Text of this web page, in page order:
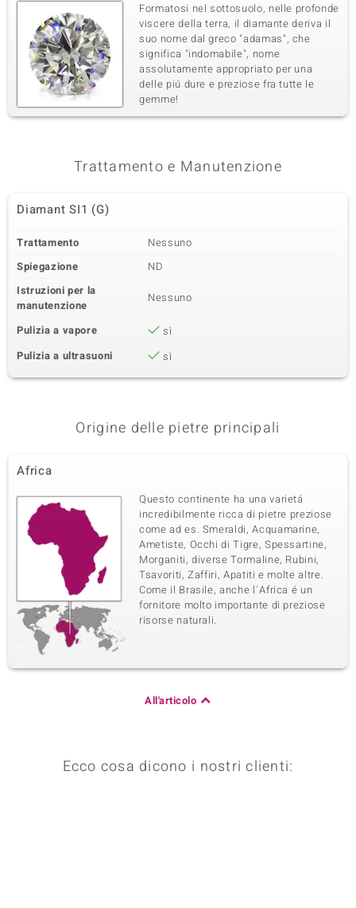
Formatosi nel sottosuolo, nelle profonde
viscere della terra, il diamante deriva il
suo nome dal greco "adamas", che
significa "indomabile", nome
assolutamente appropriato per una
delle piú dure e preziose fra tutte le
gemme!
Trattamento e Manutenzione
Diamant SI1 (G)
Trattamento
Nessuno
Spiegazione
ND
Istruzioni per la
manutenzione
Nessuno
Pulizia a vapore
sì
Pulizia a ultrasuoni
sì
Origine delle pietre principali
Africa
Questo continente ha una varietá
incredibilmente ricca di pietre preziose
come ad es. Smeraldi, Acquamarine,
Ametiste, Occhi di Tigre, Spessartine,
Morganiti, diverse Tormaline, Rubini,
Tsavoriti, Zaffiri, Apatiti e molte altre.
Come il Brasile, anche l´Africa é un
fornitore molto importante di preziose
risorse naturali.
All'articolo
Ecco cosa dicono i nostri clienti: